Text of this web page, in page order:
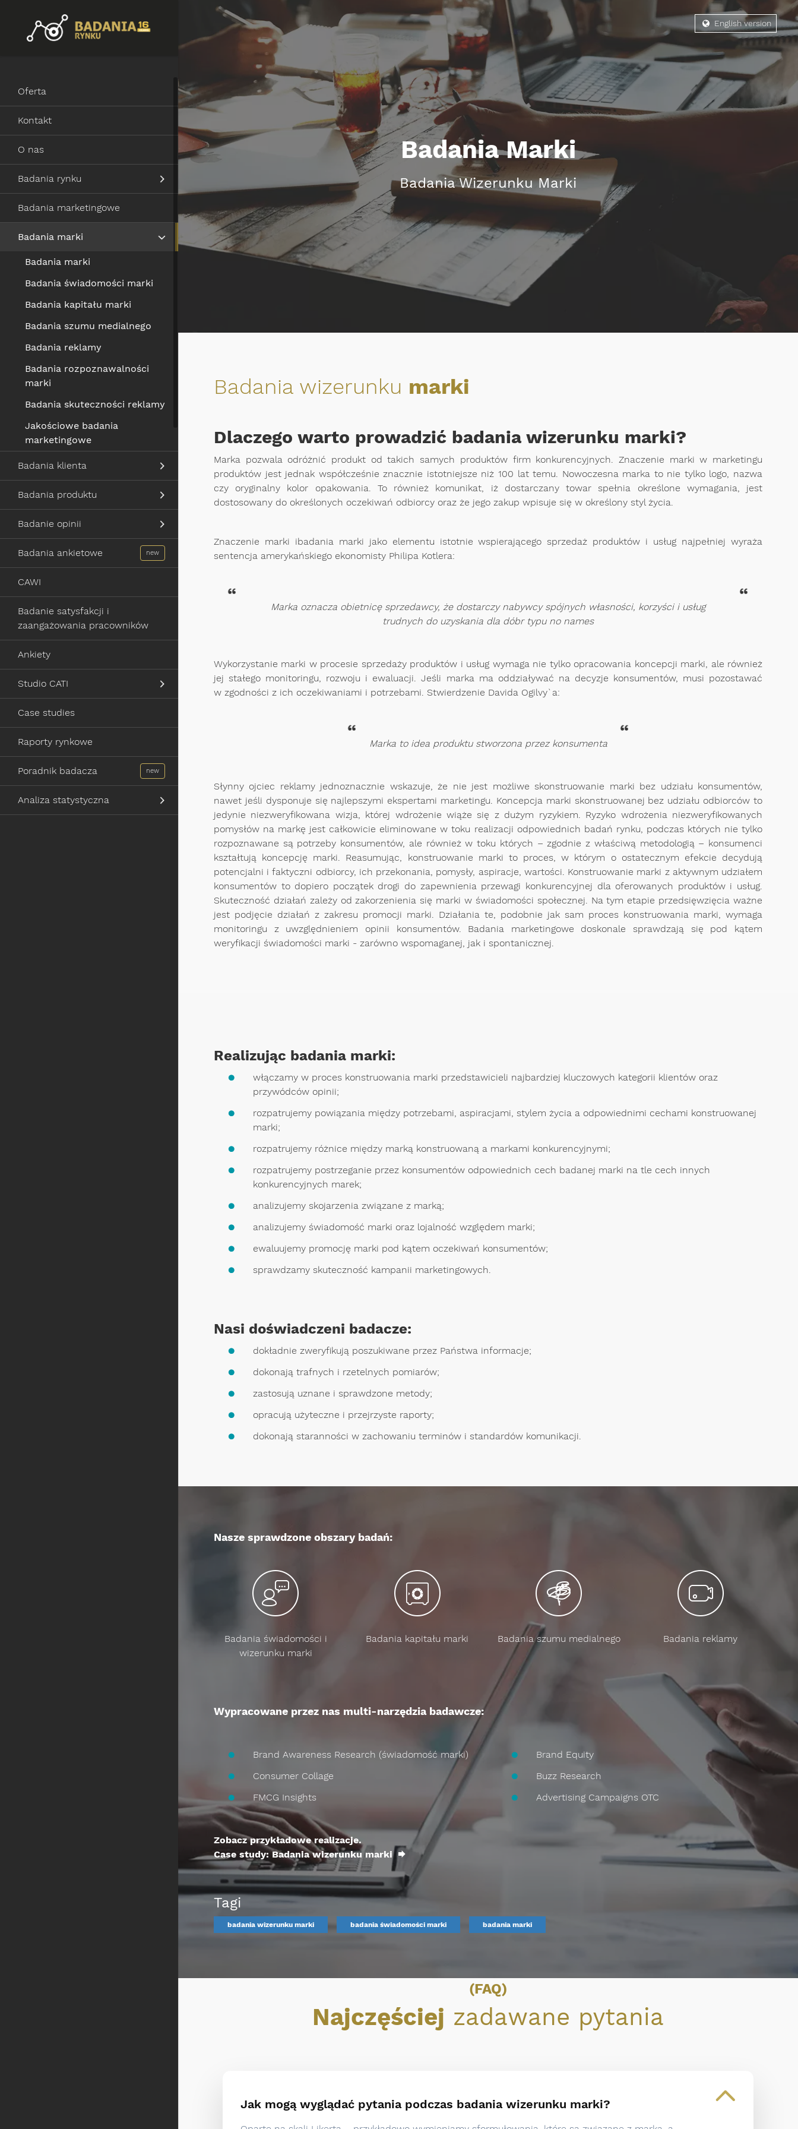
Oferta
Kontakt
O nas
Badania rynku
Badania marketingowe
Badania marki
Badania marki
Badania świadomości marki
Badania kapitału marki
Badania szumu medialnego
Badania reklamy
Badania rozpoznawalności
marki
Badania skuteczności reklamy
Jakościowe badania
marketingowe
Badania klienta
Badania produktu
Badanie opinii
Badania ankietowe
CAWI
Badanie satysfakcji i
zaangażowania pracowników
Ankiety
Studio CATI
Case studies
Raporty rynkowe
Poradnik badacza
Analiza statystyczna
Badania Marki
Badania Wizerunku Marki
Badania wizerunku marki
Dlaczego warto prowadzić badania wizerunku marki?
Marka pozwala odróżnić produkt od takich samych produktów firm konkurencyjnych. Znaczenie marki w marketingu
produktów jest jednak współcześnie znacznie istotniejsze niż 100 lat temu. Nowoczesna marka to nie tylko logo, nazwa
czy oryginalny kolor opakowania. To również komunikat, iż dostarczany towar spełnia określone wymagania, jest
dostosowany do określonych oczekiwań odbiorcy oraz że jego zakup wpisuje się w określony styl życia.
Znaczenie marki ibadania marki jako elementu istotnie wspierającego sprzedaż produktów i usług najpełniej wyraża
sentencja amerykańskiego ekonomisty Philipa Kotlera:
Marka oznacza obietnicę sprzedawcy, że dostarczy nabywcy spójnych własności, korzyści i usług
trudnych do uzyskania dla dóbr typu no names
Wykorzystanie marki w procesie sprzedaży produktów i usług wymaga nie tylko opracowania koncepcji marki, ale również
jej stałego monitoringu, rozwoju i ewaluacji. Jeśli marka ma oddziaływać na decyzje konsumentów, musi pozostawać
w zgodności z ich oczekiwaniami i potrzebami. Stwierdzenie Davida Ogilvy`a:
Marka to idea produktu stworzona przez konsumenta
Słynny ojciec reklamy jednoznacznie wskazuje, że nie jest możliwe skonstruowanie marki bez udziału konsumentów,
nawet jeśli dysponuje się najlepszymi ekspertami marketingu. Koncepcja marki skonstruowanej bez udziału odbiorców to
jedynie niezweryfikowana wizja, której wdrożenie wiąże się z dużym ryzykiem. Ryzyko wdrożenia niezweryfikowanych
pomysłów na markę jest całkowicie eliminowane w toku realizacji odpowiednich badań rynku, podczas których nie tylko
rozpoznawane są potrzeby konsumentów, ale również w toku których – zgodnie z właściwą metodologią – konsumenci
kształtują koncepcję marki. Reasumując, konstruowanie marki to proces, w którym o ostatecznym efekcie decydują
potencjalni i faktyczni odbiorcy, ich przekonania, pomysły, aspiracje, wartości. Konstruowanie marki z aktywnym udziałem
konsumentów to dopiero początek drogi do zapewnienia przewagi konkurencyjnej dla oferowanych produktów i usług.
Skuteczność działań zależy od zakorzenienia się marki w świadomości społecznej. Na tym etapie przedsięwzięcia ważne
jest podjęcie działań z zakresu promocji marki. Działania te, podobnie jak sam proces konstruowania marki, wymaga
monitoringu z uwzględnieniem opinii konsumentów. Badania marketingowe doskonale sprawdzają się pod kątem
weryfikacji świadomości marki - zarówno wspomaganej, jak i spontanicznej.
Realizując badania marki:
włączamy w proces konstruowania marki przedstawicieli najbardziej kluczowych kategorii klientów oraz
przywódców opinii;
rozpatrujemy powiązania między potrzebami, aspiracjami, stylem życia a odpowiednimi cechami konstruowanej
marki;
rozpatrujemy różnice między marką konstruowaną a markami konkurencyjnymi;
rozpatrujemy postrzeganie przez konsumentów odpowiednich cech badanej marki na tle cech innych
konkurencyjnych marek;
analizujemy skojarzenia związane z marką;
analizujemy świadomość marki oraz lojalność względem marki;
ewaluujemy promocję marki pod kątem oczekiwań konsumentów;
sprawdzamy skuteczność kampanii marketingowych.
Nasi doświadczeni badacze:
dokładnie zweryfikują poszukiwane przez Państwa informacje;
dokonają trafnych i rzetelnych pomiarów;
zastosują uznane i sprawdzone metody;
opracują użyteczne i przejrzyste raporty;
dokonają staranności w zachowaniu terminów i standardów komunikacji.
Nasze sprawdzone obszary badań:
Badania świadomości i
wizerunku marki
Badania kapitału marki Badania szumu medialnego Badania reklamy
Wypracowane przez nas multi-narzędzia badawcze:
Brand Awareness Research (świadomość marki)
Consumer Collage
FMCG Insights
Zobacz przykładowe realizacje.
Case study:Badania wizerunku marki
Brand Equity
Buzz Research
Advertising Campaigns OTC
Tagi
badania wizerunku marki badania świadomości marki badania marki
(FAQ)
Najczęściej zadawane pytania
Jak mogą wyglądać pytania podczas badania wizerunku marki?
English version